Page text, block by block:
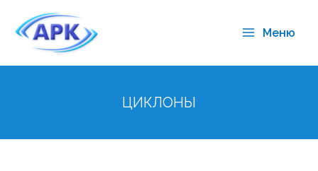
Меню
ЦИКЛОНЫ